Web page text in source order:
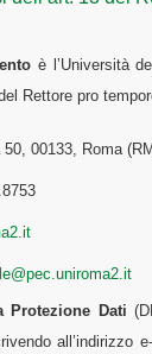
è l’Università
Rettore pro
00133, Roma
Protezione Dati
all’indirizzo